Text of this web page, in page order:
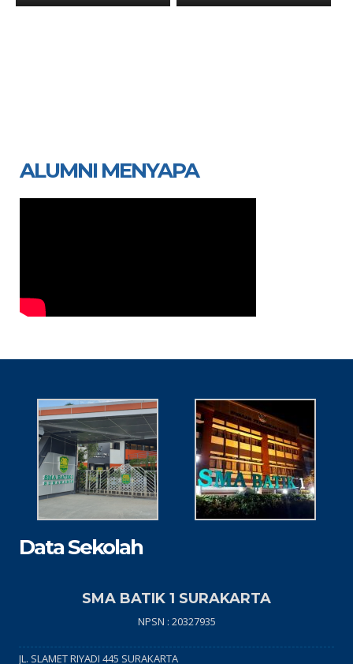
ALUMNI MENYAPA
Data Sekolah
SMA BATIK 1 SURAKARTA
NPSN : 20327935
JL. SLAMET RIYADI 445 SURAKARTA